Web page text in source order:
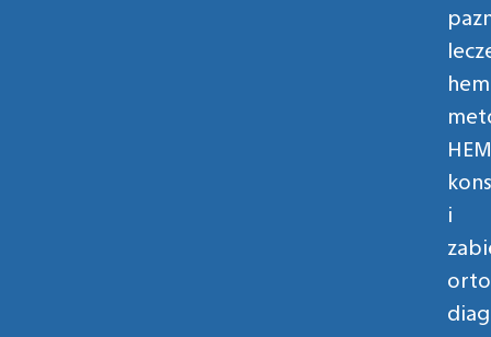
i